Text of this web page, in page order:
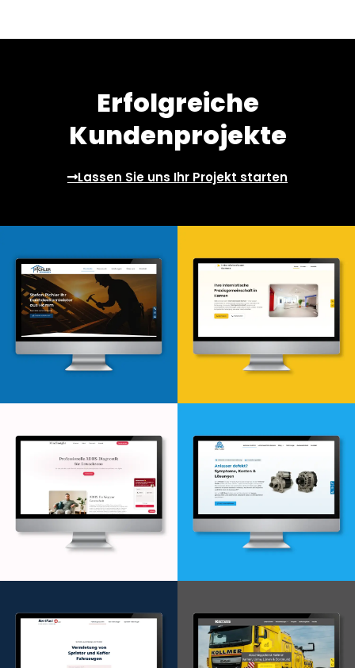
Erfolgreiche
Kundenprojekte
Lassen Sie uns Ihr Projekt starten
Webdesign & -entwicklung Webdesign & -entwicklung
Webdesign & -entwicklung Webdesign & -entwicklung